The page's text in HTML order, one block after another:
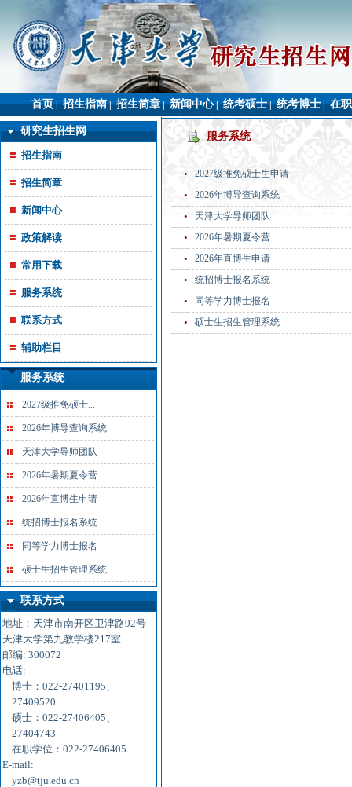
首页 | 招生指南 | 招生简章 | 新闻中心 | 统考硕士 | 统考博士 | 在
研究生招生网
招生指南
招生简章
新闻中心
政策解读
常用下载
服务系统
联系方式
辅助栏目
服务系统
2027级推免硕士...
2026年博导查询系统
天津大学导师团队
2026年暑期夏令营
2026年直博生申请
统招博士报名系统
同等学力博士报名
硕士生招生管理系统
联系方式
地址：天津市南开区卫津路92号
天津大学第九教学楼217室
邮编: 300072
电话:
博士：022-27401195、
27409520
硕士：022-27406405、
27404743
在职学位：022-27406405
E-mail:
yzb@tju.edu.cn
服务系统
• 2027级推免硕士生申请
• 2026年博导查询系统
• 天津大学导师团队
• 2026年暑期夏令营
• 2026年直博生申请
• 统招博士报名系统
• 同等学力博士报名
• 硕士生招生管理系统